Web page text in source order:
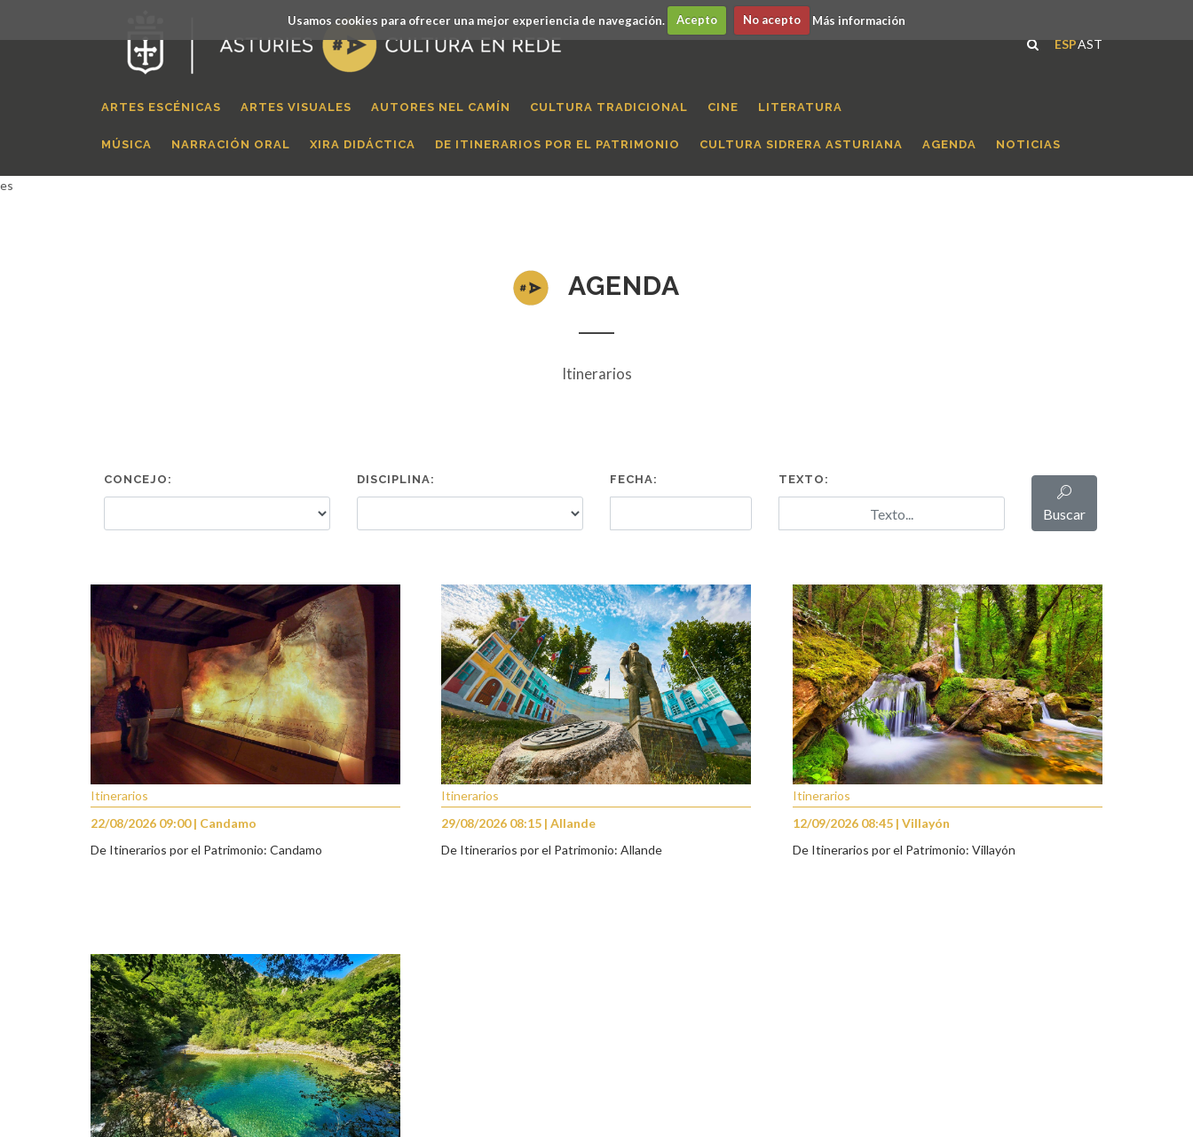
Usamos cookies para ofrecer una mejor experiencia de navegación. Acepto No acepto Más información
ESPAST
ARTES ESCÉNICAS ARTES VISUALES AUTORES NEL CAMÍN CULTURA TRADICIONAL CINE LITERATURA
MÚSICA NARRACIÓN ORAL XIRA DIDÁCTICA DE ITINERARIOS POR EL PATRIMONIO CULTURA SIDRERA ASTURIANA AGENDA NOTICIAS
es
AGENDA
Itinerarios
CONCEJO: DISCIPLINA: FECHA: TEXTO:
Buscar
Itinerarios
22/08/2026 09:00 | Candamo
De Itinerarios por el Patrimonio: Candamo
Itinerarios
29/08/2026 08:15 | Allande
De Itinerarios por el Patrimonio: Allande
Itinerarios
12/09/2026 08:45 | Villayón
De Itinerarios por el Patrimonio: Villayón